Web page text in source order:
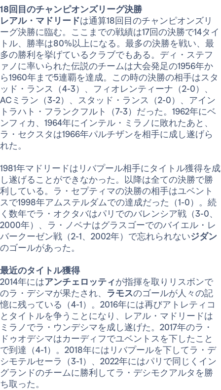
18回目のチャンピオンズリーグ決勝
レアル・マドリードは通算18回目のチャンピオンズリ
ーグ決勝に臨む。ここまでの戦績は17回の決勝で14タイ
トル、勝率は80%以上になる。最多の決勝を戦い、最
多の勝利を挙げているクラブでもある。ディ・ステフ
ァノに率いられた伝説のチームは大会発足の1956年か
ら1960年まで5連覇を達成。この時の決勝の相手はスタ
ッド・ランス（4-3）、フィオレンティーナ（2-0）、
ACミラン（3-2）、スタッド・ランス（2-0）、アイン
トラハト・フランクフルト（7-3）だった。1962年にベ
ンフィカ、1964年にインテル・ミラノに敗れたあと、
ラ・セクスタは1966年パルチザンを相手に成し遂げら
れた。
1981年マドリードはリバプール相手にタイトル獲得を成
し遂げることができなかった。以降は全ての決勝で勝
利している。ラ・セプティマの決勝の相手はユベント
スで1998年アムステルダムでの達成だった（1-0）。続
く数年でラ・オクタバはパリでのバレンシア戦（3-0、
2000年）、ラ・ノベナはグラスゴーでのバイエル・レ
バークーゼン戦（2-1、2002年）で忘れられないジダン
のゴールがあった。
最近のタイトル獲得
2014年にはアンチェロッティが指揮を取りリスボンで
のラ・デシマが果たされ、 ラモスのゴールが人々の記
憶に残っている（4-1）。2016年には再びアトレティコ
とタイトルを争うことになり、レアル・マドリードは
ミラノでラ・ウンデシマを成し遂げた。2017年のラ・
ドゥオデシマはカーディフでユベントスを下したこと
で到達（4-1）。2018年にはリバプールを下してラ・デ
シモテルセーラ（3-1）、2022年にはパリで同じくイン
グランドのチームに勝利してラ・デシモクアルタを勝
ち取った。